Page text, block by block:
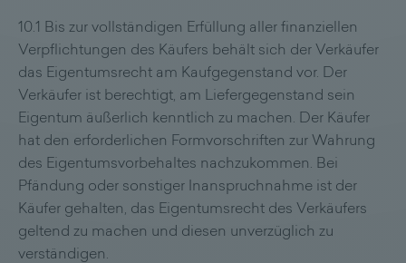
10.1 Bis zur vollständigen Erfüllung aller finanziellen
Verpflichtungen des Käufers behält sich der Verkäufer
das Eigentumsrecht am Kaufgegenstand vor. Der
Verkäufer ist berechtigt, am Liefergegenstand sein
Eigentum äußerlich kenntlich zu machen. Der Käufer
hat den erforderlichen Formvorschriften zur Wahrung
des Eigentumsvorbehaltes nachzukommen. Bei
Pfändung oder sonstiger Inanspruchnahme ist der
Käufer gehalten, das Eigentumsrecht des Verkäufers
geltend zu machen und diesen unverzüglich zu
verständigen.